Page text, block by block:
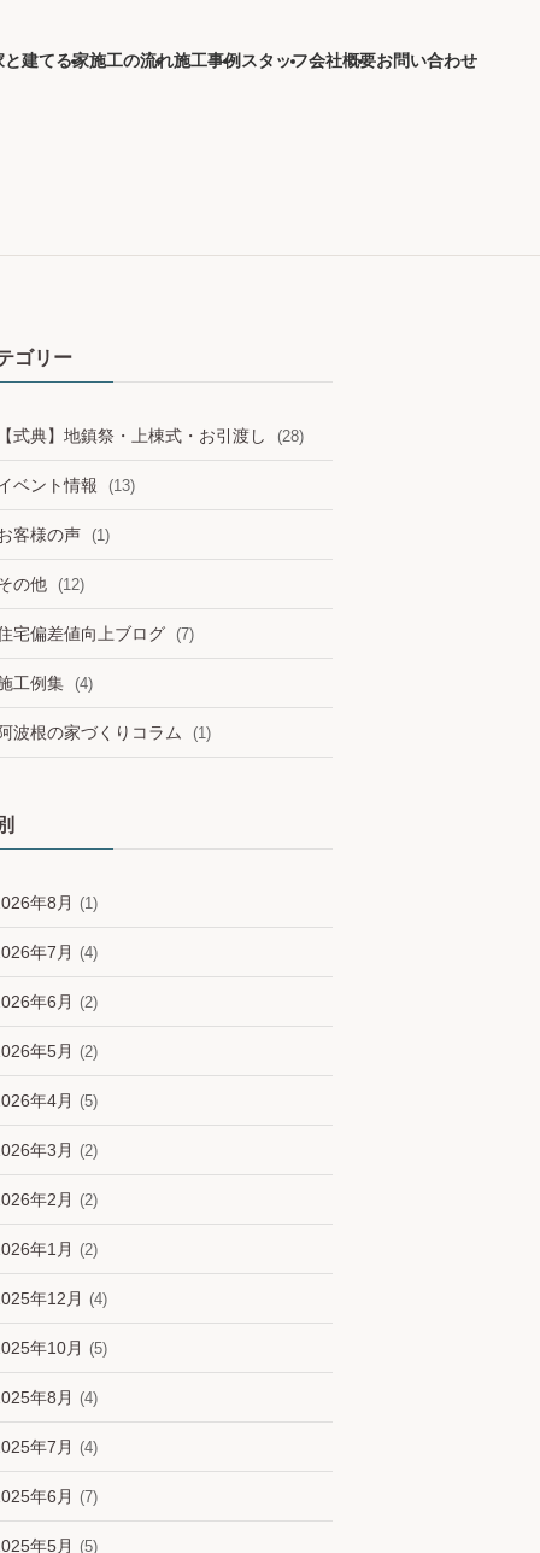
と建てる家施工の流れ施工事例 スタッフ会社概要お問い合わせ
ゴリー
【式典】地鎮祭・上棟式・お引渡し (28)
ベント情報 (13)
客様の声 (1)
の他 (12)
宅偏差値向上ブログ (7)
工例集 (4)
波根の家づくりコラム (1)
年8月 (1)
年7月 (4)
年6月 (2)
年5月 (2)
年4月 (5)
年3月 (2)
年2月 (2)
年1月 (2)
年12月 (4)
年10月 (5)
年8月 (4)
年7月 (4)
年6月 (7)
年5月 (5)